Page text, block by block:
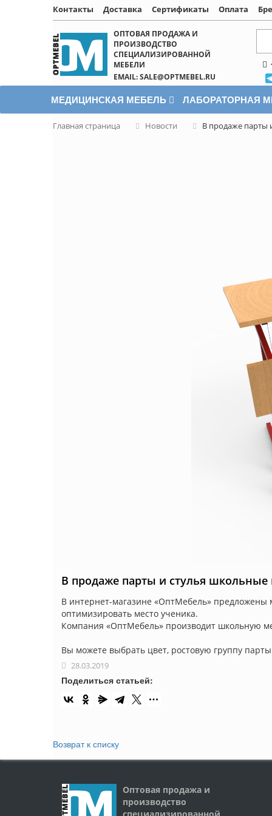
Контакты Доставка Сертификаты Оплата
Написать онлайнОПТОВАЯ ПРОДАЖА И
ПРОИЗВОДСТВО
СПЕЦИАЛИЗИРОВАННОЙ
МЕБЕЛИ
EMAIL: SALE@OPTMEBEL.RU
МЕДИЦИНСКАЯ МЕБЕЛЬ ЛАБОРАТОРНАЯ
Главная страница Новости В продаже парты
В продаже парты и стулья школьные
В интернет-магазине «ОптМебель» предложены
оптимизировать место ученика.
Компания «ОптМебель» производит школьную
Вы можете выбрать цвет, ростовую группу
28.03.2019
Поделиться статьей:
Возврат к списку
Оптовая продажа и
производство